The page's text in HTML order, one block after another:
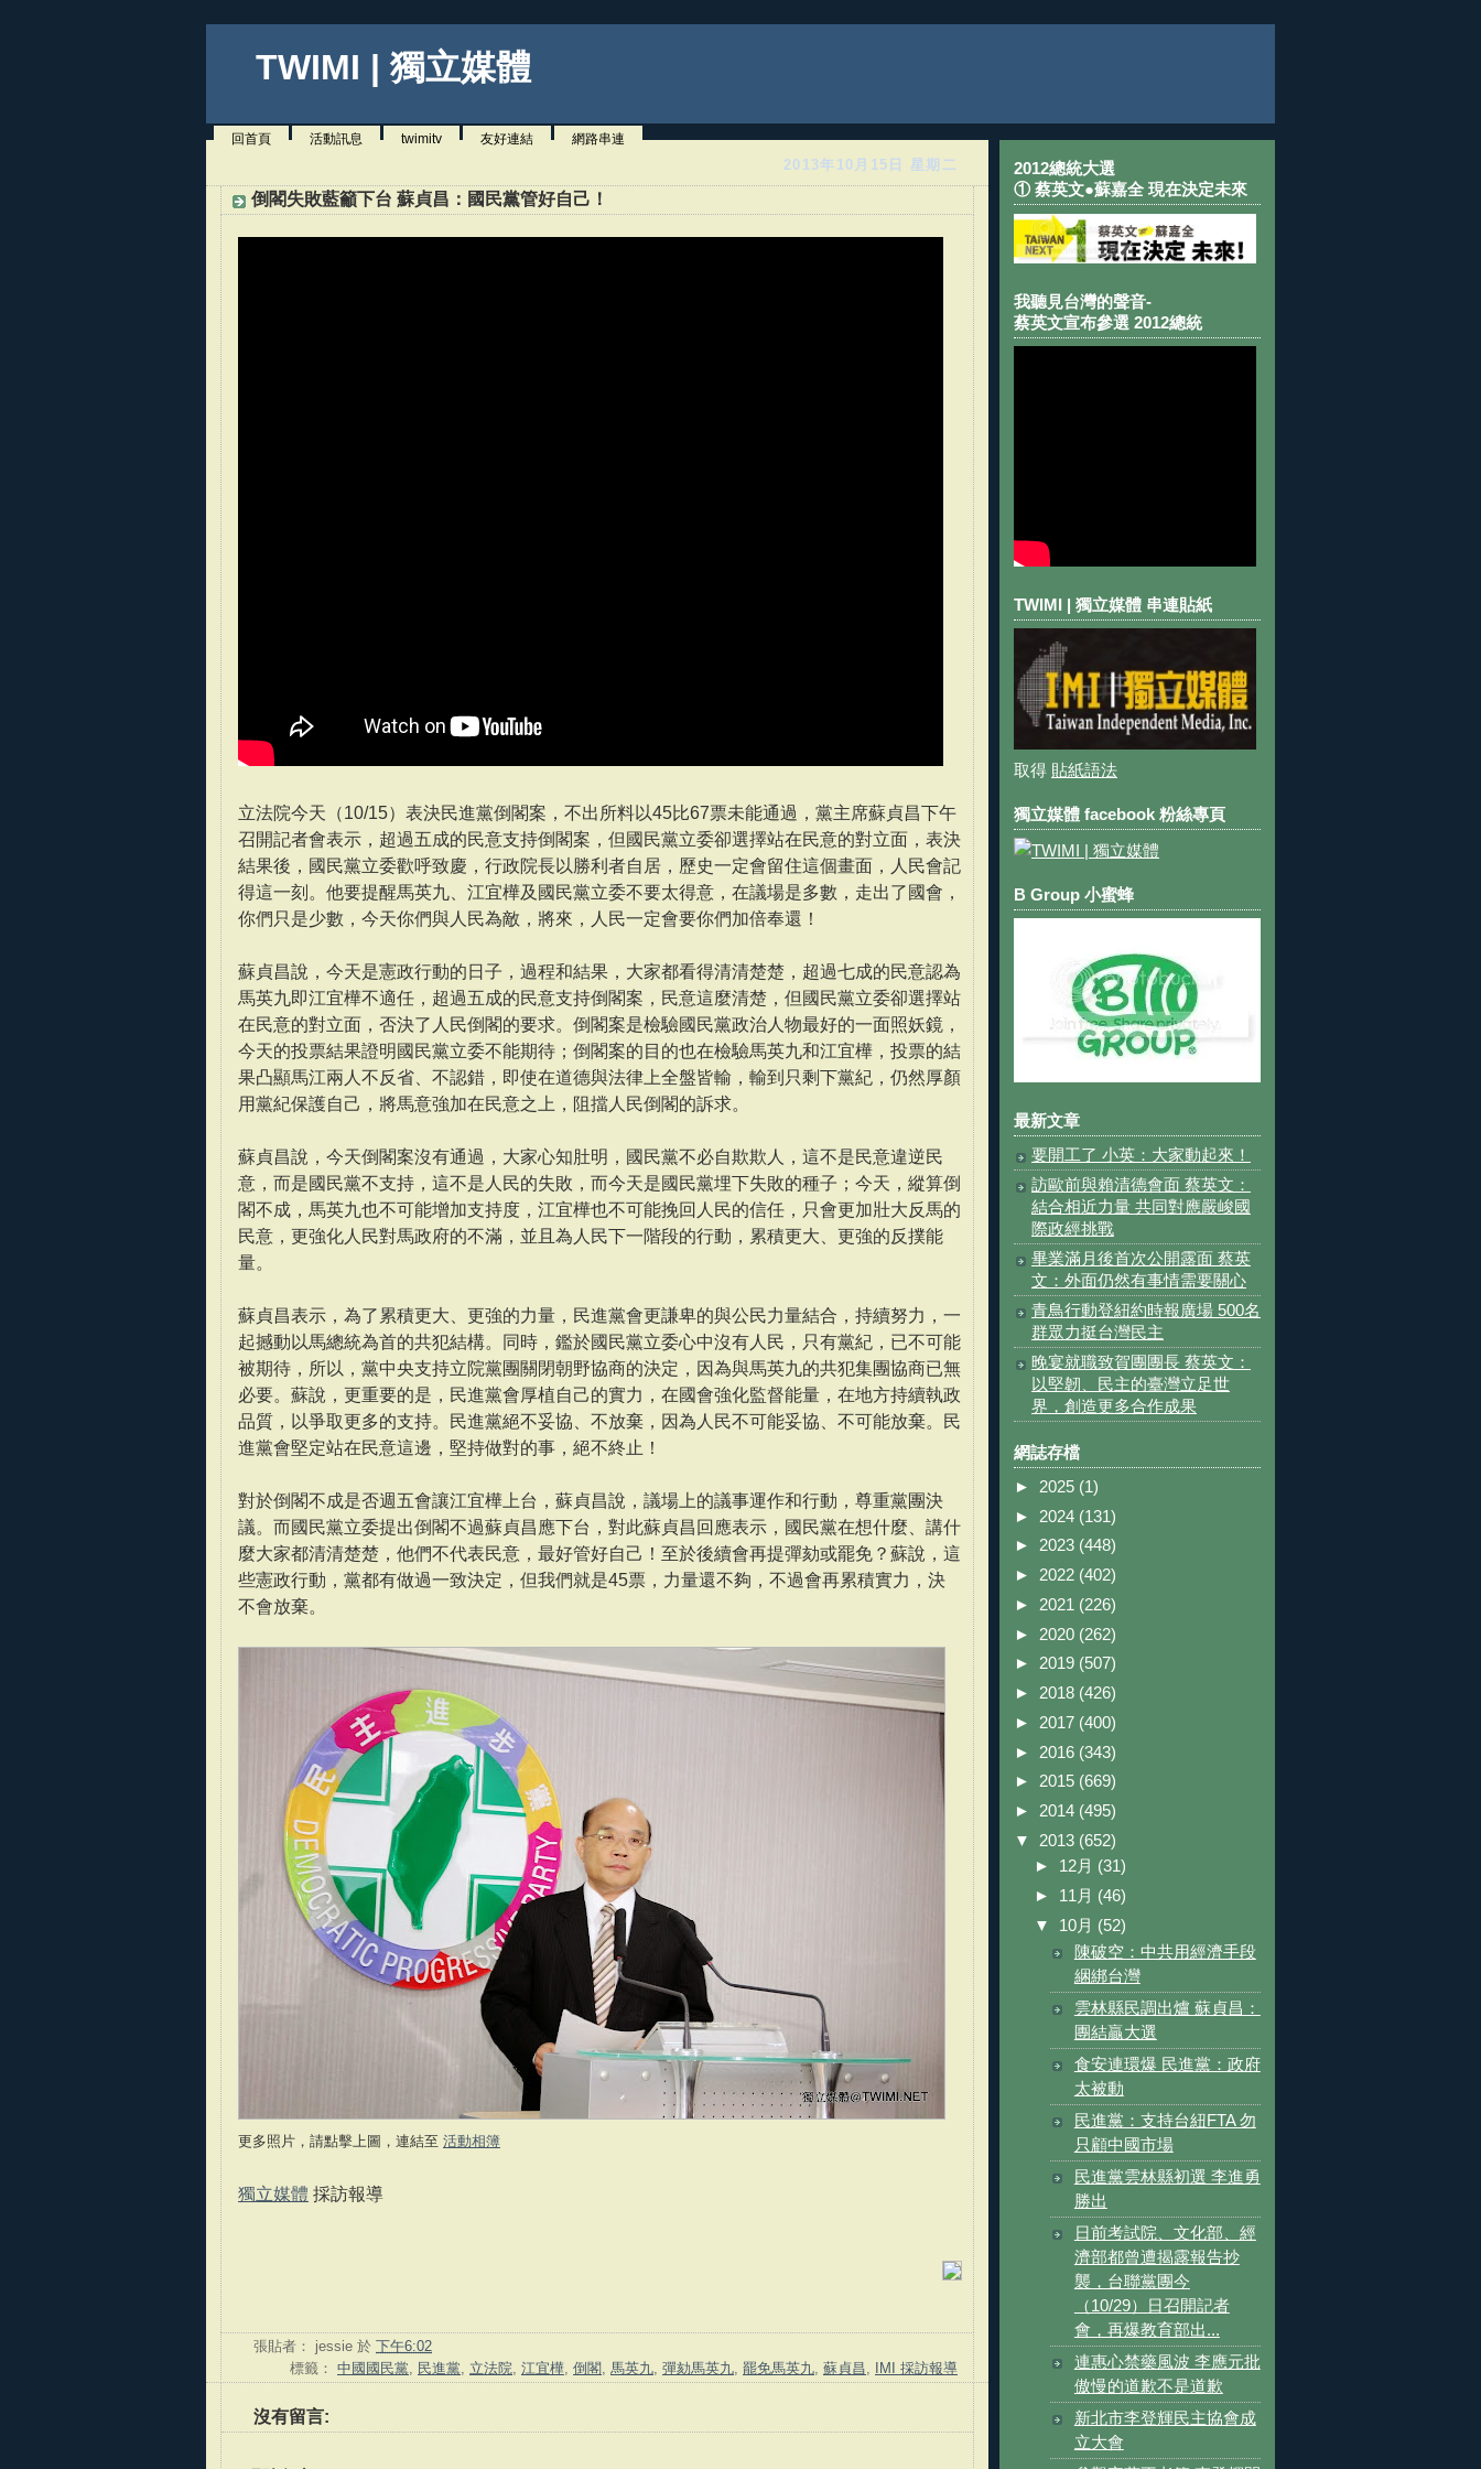
TWIMI | 獨立媒體
回首頁 活動訊息 twimitv 友好連結 網路串連
2013年10月15日 星期二
倒閣失敗藍籲下台 蘇貞昌：國民黨管好自己！
立法院今天（10/15）表決民進黨倒閣案，不出所料以45比67票未能通過，黨主席蘇貞昌下午
召開記者會表示，超過五成的民意支持倒閣案，但國民黨立委卻選擇站在民意的對立面，表決
結果後，國民黨立委歡呼致慶，行政院長以勝利者自居，歷史一定會留住這個畫面，人民會記
得這一刻。他要提醒馬英九、江宜樺及國民黨立委不要太得意，在議場是多數，走出了國會，
你們只是少數，今天你們與人民為敵，將來，人民一定會要你們加倍奉還！
蘇貞昌說，今天是憲政行動的日子，過程和結果，大家都看得清清楚楚，超過七成的民意認為
馬英九即江宜樺不適任，超過五成的民意支持倒閣案，民意這麼清楚，但國民黨立委卻選擇站
在民意的對立面，否決了人民倒閣的要求。倒閣案是檢驗國民黨政治人物最好的一面照妖鏡，
今天的投票結果證明國民黨立委不能期待；倒閣案的目的也在檢驗馬英九和江宜樺，投票的結
果凸顯馬江兩人不反省、不認錯，即使在道德與法律上全盤皆輸，輸到只剩下黨紀，仍然厚顏
用黨紀保護自己，將馬意強加在民意之上，阻擋人民倒閣的訴求。
蘇貞昌說，今天倒閣案沒有通過，大家心知肚明，國民黨不必自欺欺人，這不是民意違逆民
意，而是國民黨不支持，這不是人民的失敗，而今天是國民黨埋下失敗的種子；今天，縱算倒
閣不成，馬英九也不可能增加支持度，江宜樺也不可能挽回人民的信任，只會更加壯大反馬的
民意，更強化人民對馬政府的不滿，並且為人民下一階段的行動，累積更大、更強的反撲能
量。
蘇貞昌表示，為了累積更大、更強的力量，民進黨會更謙卑的與公民力量結合，持續努力，一
起撼動以馬總統為首的共犯結構。同時，鑑於國民黨立委心中沒有人民，只有黨紀，已不可能
被期待，所以，黨中央支持立院黨團關閉朝野協商的決定，因為與馬英九的共犯集團協商已無
必要。蘇說，更重要的是，民進黨會厚植自己的實力，在國會強化監督能量，在地方持續執政
品質，以爭取更多的支持。民進黨絕不妥協、不放棄，因為人民不可能妥協、不可能放棄。民
進黨會堅定站在民意這邊，堅持做對的事，絕不終止！
對於倒閣不成是否週五會讓江宜樺上台，蘇貞昌說，議場上的議事運作和行動，尊重黨團決
議。而國民黨立委提出倒閣不過蘇貞昌應下台，對此蘇貞昌回應表示，國民黨在想什麼、講什
麼大家都清清楚楚，他們不代表民意，最好管好自己！至於後續會再提彈劾或罷免？蘇說，這
些憲政行動，黨都有做過一致決定，但我們就是45票，力量還不夠，不過會再累積實力，決
不會放棄。
更多照片，請點擊上圖，連結至 活動相簿
獨立媒體 採訪報導
張貼者： jessie 於 下午6:02
標籤： 中國國民黨 民進黨 立法院 江宜樺 倒閣 馬英九 彈劾馬英九 罷免馬英九 蘇貞昌 IMI 採訪報導
沒有留言:
2012總統大選
① 蔡英文●蘇嘉全 現在決定未來
我聽見台灣的聲音-
蔡英文宣布參選 2012總統
TWIMI | 獨立媒體 串連貼紙
取得 貼紙語法
獨立媒體 facebook 粉絲專頁
B Group 小蜜蜂
最新文章
要開工了 小英：大家動起來！
訪歐前與賴清德會面 蔡英文：
結合相近力量 共同對應嚴峻國
際政經挑戰
畢業滿月後首次公開露面 蔡英
文：外面仍然有事情需要關心
青鳥行動登紐約時報廣場 500名
群眾力挺台灣民主
晚宴就職致賀團團長 蔡英文：
以堅韌、民主的臺灣立足世
界，創造更多合作成果
網誌存檔
► 2025 (1)
► 2024 (131)
► 2023 (448)
► 2022 (402)
► 2021 (226)
► 2020 (262)
► 2019 (507)
► 2018 (426)
► 2017 (400)
► 2016 (343)
► 2015 (669)
► 2014 (495)
▼ 2013 (652)
► 12月 (31)
► 11月 (46)
▼ 10月 (52)
陳破空：中共用經濟手段
綑綁台灣
雲林縣民調出爐 蘇貞昌：
團結贏大選
食安連環爆 民進黨：政府
太被動
民進黨：支持台紐FTA 勿
只顧中國市場
民進黨雲林縣初選 李進勇
勝出
日前考試院、文化部、經
濟部都曾遭揭露報告抄
襲，台聯黨團今
（10/29）日召開記者
會，再爆教育部出...
連惠心禁藥風波 李應元批
傲慢的道歉不是道歉
新北市李登輝民主協會成
立大會